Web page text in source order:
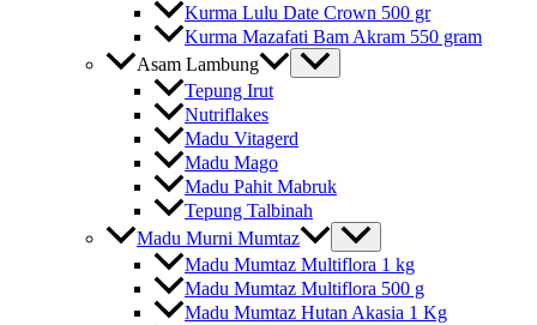
Kurma Lulu Date Crown 500 gr
Kurma Mazafati Bam Akram 550 gram
Asam Lambung
Tepung Irut
Nutriflakes
Madu Vitagerd
Madu Mago
Madu Pahit Mabruk
Tepung Talbinah
Madu Murni Mumtaz
Madu Mumtaz Multiflora 1 kg
Madu Mumtaz Multiflora 500 g
Madu Mumtaz Hutan Akasia 1 Kg